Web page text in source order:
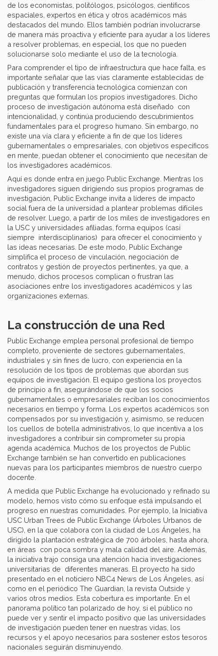
de los economistas, politólogos, psicólogos, científicos
espaciales, expertos en ética y otros académicos más
destacados del mundo. Ellos también podrían involucrarse
de manera más proactiva y eficiente para ayudar a los líderes
a resolver problemas, en especial, los que no pueden
solucionarse solo mediante el uso de la tecnología.
Para comprender el tipo de infraestructura que hace falta, es
importante señalar que las vías claramente establecidas de
publicación y transferencia tecnológica comienzan con
preguntas que formulan los propios investigadores. Dicho
proceso de investigación autónoma está diseñado con
intencionalidad, y continúa produciendo descubrimientos
fundamentales para el progreso humano. Sin embargo, no
existe una vía clara y eficiente a fin de que los líderes
gubernamentales o empresariales, con objetivos específicos
en mente, puedan obtener el conocimiento que necesitan de
los investigadores académicos.
Aquí es donde entra en juego Public Exchange. Mientras los
investigadores siguen dirigiendo sus propios programas de
investigación, Public Exchange invita a líderes de impacto
social fuera de la universidad a plantear problemas difíciles
de resolver. Luego, a partir de los miles de investigadores en
la USC y universidades afiliadas, forma equipos (casi
siempre interdisciplinarios) para ofrecer el conocimiento y
las ideas necesarias. De este modo, Public Exchange
simplifica el proceso de vinculación, negociación de
contratos y gestión de proyectos pertinentes, ya que, a
menudo, dichos procesos complican o frustran las
asociaciones entre los investigadores académicos y las
organizaciones externas.
La construcción de una Red
Public Exchange emplea personal profesional de tiempo
completo, proveniente de sectores gubernamentales,
industriales y sin fines de lucro, con experiencia en la
resolución de los tipos de problemas que abordan sus
equipos de investigación. El equipo gestiona los proyectos
de principio a fin, asegurándose de que los socios
gubernamentales o empresariales reciban los conocimientos
necesarios en tiempo y forma. Los expertos académicos son
compensados por su investigación y, asimismo, se reducen
los cuellos de botella administrativos, lo que incentiva a los
investigadores a contribuir sin comprometer su propia
agenda académica. Muchos de los proyectos de Public
Exchange también se han convertido en publicaciones
nuevas para los participantes miembros de nuestro cuerpo
docente.
A medida que Public Exchange ha evolucionado y refinado su
modelo, hemos visto cómo su enfoque está impulsando el
progreso en nuestras comunidades. Por ejemplo, la Iniciativa
USC Urban Trees de Public Exchange (Árboles Urbanos de
USC), en la que colabora con la ciudad de Los Ángeles, ha
dirigido la plantación estratégica de 700 árboles, hasta ahora,
en áreas con poca sombra y mala calidad del aire. Además,
la iniciativa trajo consiga una atención hacia investigaciones
universitarias de diferentes maneras. El proyecto ha sido
presentado en el noticiero NBC4 News de Los Ángeles, así
como en el periódico The Guardian, la revista Outside y
varios otros medios. Esta cobertura es importante. En el
panorama político tan polarizado de hoy, si el público no
puede ver y sentir el impacto positivo que las universidades
de investigación pueden tener en nuestras vidas, los
recursos y el apoyo necesarios para sostener estos tesoros
nacionales seguirán disminuyendo.